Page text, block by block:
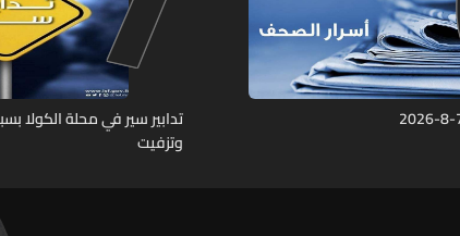
تدابير سير في محلة الكولا
وتزفيت